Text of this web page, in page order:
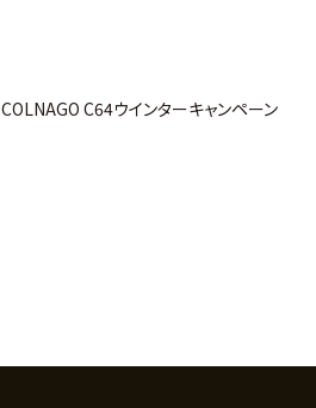
COLNAGO C64ウインターキャンペーン